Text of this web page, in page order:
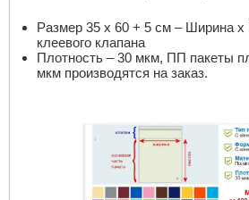
Размер 35 х 60 + 5 см – Ширина
клеевого клапана
Плотность – 30 мкм, ПП пакеты
мкм производятся на заказ.